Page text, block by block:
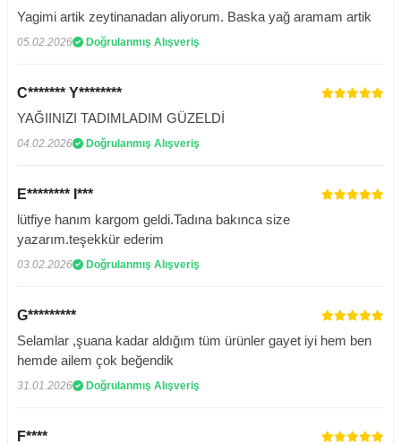
Yagimi artik zeytinanadan aliyorum. Baska yağ aramam artik
05.02.2026 Doğrulanmış Alışveriş
C******* Y********
YAĞIINIZI TADIMLADIM GÜZELDİ
04.02.2026 Doğrulanmış Alışveriş
E******** I***
lütfiye hanım kargom geldi.Tadına bakınca size
yazarım.teşekkür ederim
03.02.2026 Doğrulanmış Alışveriş
G*********
Selamlar ,şuana kadar aldığım tüm ürünler gayet iyi hem ben
hemde ailem çok beğendik
31.01.2026 Doğrulanmış Alışveriş
F****